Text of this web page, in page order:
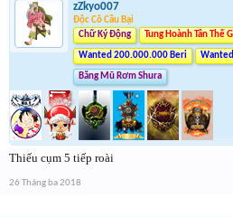
zZkyo007
Độc Cô Cầu Bại
Chữ Ký Động
Tung Hoành Tân Thế
Wanted 200.000.000 Beri
Băng Mũ Rơm Shura
Thiếu cụm 5 tiếp roài
26 Tháng ba 2018